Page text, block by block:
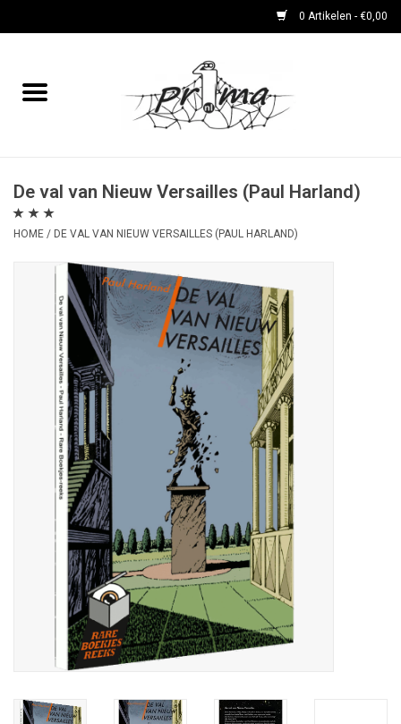
0 Artikelen - €0,00
Home
DVD's en CD's
periodieken
Rare Dingetjes-reeks
Bemoste Beeld-prijswinnaars
De val van Nieuw Versailles (Paul Harland)
HOME / DE VAL VAN NIEUW VERSAILLES (PAUL HARLAND)